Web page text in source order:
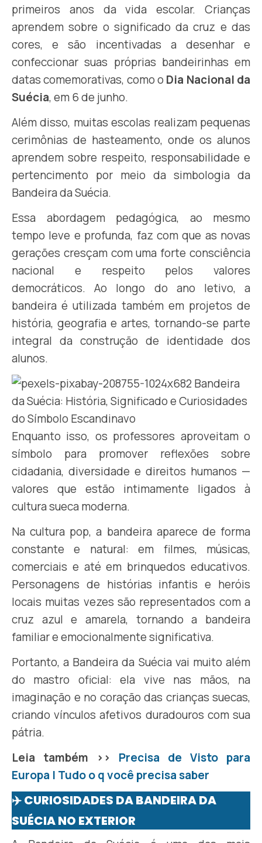
primeiros anos da vida escolar. Crianças
aprendem sobre o significado da cruz e das
cores, e são incentivadas a desenhar e
confeccionar suas próprias bandeirinhas em
datas comemorativas, como o Dia Nacional da
Suécia, em 6 de junho.
Além disso, muitas escolas realizam pequenas
cerimônias de hasteamento, onde os alunos
aprendem sobre respeito, responsabilidade e
pertencimento por meio da simbologia da
Bandeira da Suécia.
Essa abordagem pedagógica, ao mesmo
tempo leve e profunda, faz com que as novas
gerações cresçam com uma forte consciência
nacional e respeito pelos valores
democráticos. Ao longo do ano letivo, a
bandeira é utilizada também em projetos de
história, geografia e artes, tornando-se parte
integral da construção de identidade dos
alunos.
Enquanto isso, os professores aproveitam o
símbolo para promover reflexões sobre
cidadania, diversidade e direitos humanos —
valores que estão intimamente ligados à
cultura sueca moderna.
Na cultura pop, a bandeira aparece de forma
constante e natural: em filmes, músicas,
comerciais e até em brinquedos educativos.
Personagens de histórias infantis e heróis
locais muitas vezes são representados com a
cruz azul e amarela, tornando a bandeira
familiar e emocionalmente significativa.
Portanto, a Bandeira da Suécia vai muito além
do mastro oficial: ela vive nas mãos, na
imaginação e no coração das crianças suecas,
criando vínculos afetivos duradouros com sua
pátria.
Leia também >> Precisa de Visto para
Europa | Tudo o q você precisa saber
✈️ CURIOSIDADES DA BANDEIRA DA
SUÉCIA NO EXTERIOR